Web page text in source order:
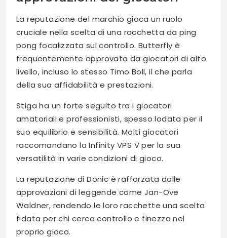
La reputazione del marchio gioca un ruolo
cruciale nella scelta di una racchetta da ping
pong focalizzata sul controllo. Butterfly è
frequentemente approvata da giocatori di alto
livello, incluso lo stesso Timo Boll, il che parla
della sua affidabilità e prestazioni.
Stiga ha un forte seguito tra i giocatori
amatoriali e professionisti, spesso lodata per il
suo equilibrio e sensibilità. Molti giocatori
raccomandano la Infinity VPS V per la sua
versatilità in varie condizioni di gioco.
La reputazione di Donic è rafforzata dalle
approvazioni di leggende come Jan-Ove
Waldner, rendendo le loro racchette una scelta
fidata per chi cerca controllo e finezza nel
proprio gioco.